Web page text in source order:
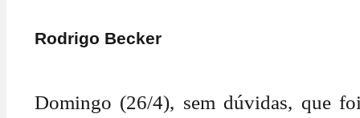
Rodrigo Becker
Domingo (26/4), sem dúvidas, que